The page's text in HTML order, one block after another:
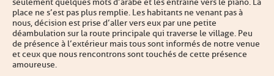
place ne s’est pas plus remplie. Les habitants ne venant pas à
nous, décision est prise d’aller vers eux par une petite
déambulation sur la route principale qui traverse le village. Peu
de présence à l’extérieur mais tous sont informés de notre venue
et ceux que nous rencontrons sont touchés de cette présence
amoureuse.